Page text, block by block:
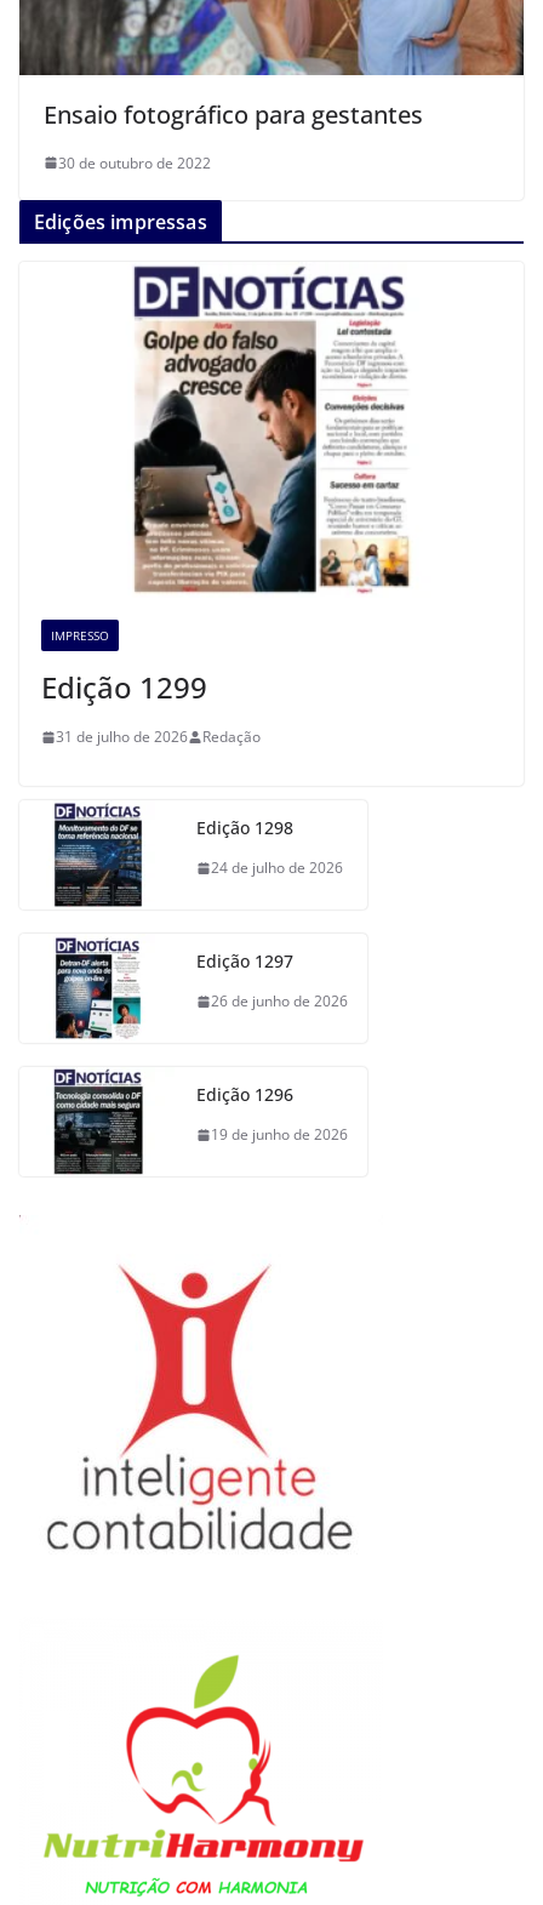
Ensaio fotográfico para gestantes
30 de outubro de 2022
Edições impressas
IMPRESSO
Edição 1299
31 de julho de 2026 Redação
Edição 1298
24 de julho de 2026
Edição 1297
26 de junho de 2026
Edição 1296
19 de junho de 2026